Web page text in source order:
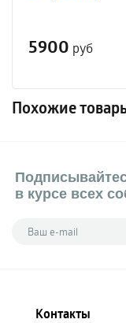
5900 руб
Похожие
в курсе всех
Контакты